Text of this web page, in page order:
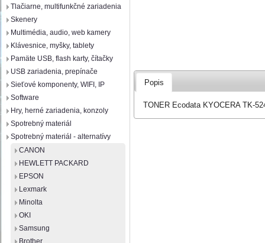
Tlačiarne, multifunkčné zariadenia
Skenery
Multimédia, audio, web kamery
Klávesnice, myšky, tablety
Pamäte USB, flash karty, čítačky
USB zariadenia, prepínače
Sieťové komponenty, WIFI, IP
Software
Hry, herné zariadenia, konzoly
Spotrebný materiál
Spotrebný materiál - alternatívy
CANON
HEWLETT PACKARD
EPSON
Lexmark
Minolta
OKI
Samsung
Brother
Popis
TONER Ecodata KYOCERA TK-